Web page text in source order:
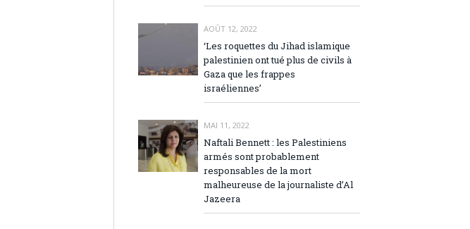
AOÛT 12, 2022
‘Les roquettes du Jihad islamique
palestinien ont tué plus de civils à
Gaza que les frappes
israéliennes’
MAI 11, 2022
Naftali Bennett : les Palestiniens
armés sont probablement
responsables de la mort
malheureuse de la journaliste d’Al
Jazeera